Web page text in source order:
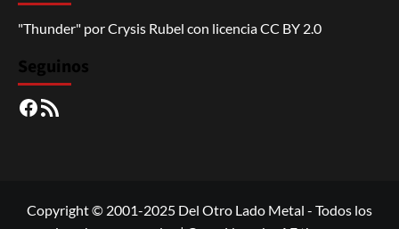
"Thunder" porCrysis Rubel con licenciaCC BY 2.0
Seguinos
Facebook
RSS
Copyright © 2001-2025 Del Otro Lado Metal - Todos los